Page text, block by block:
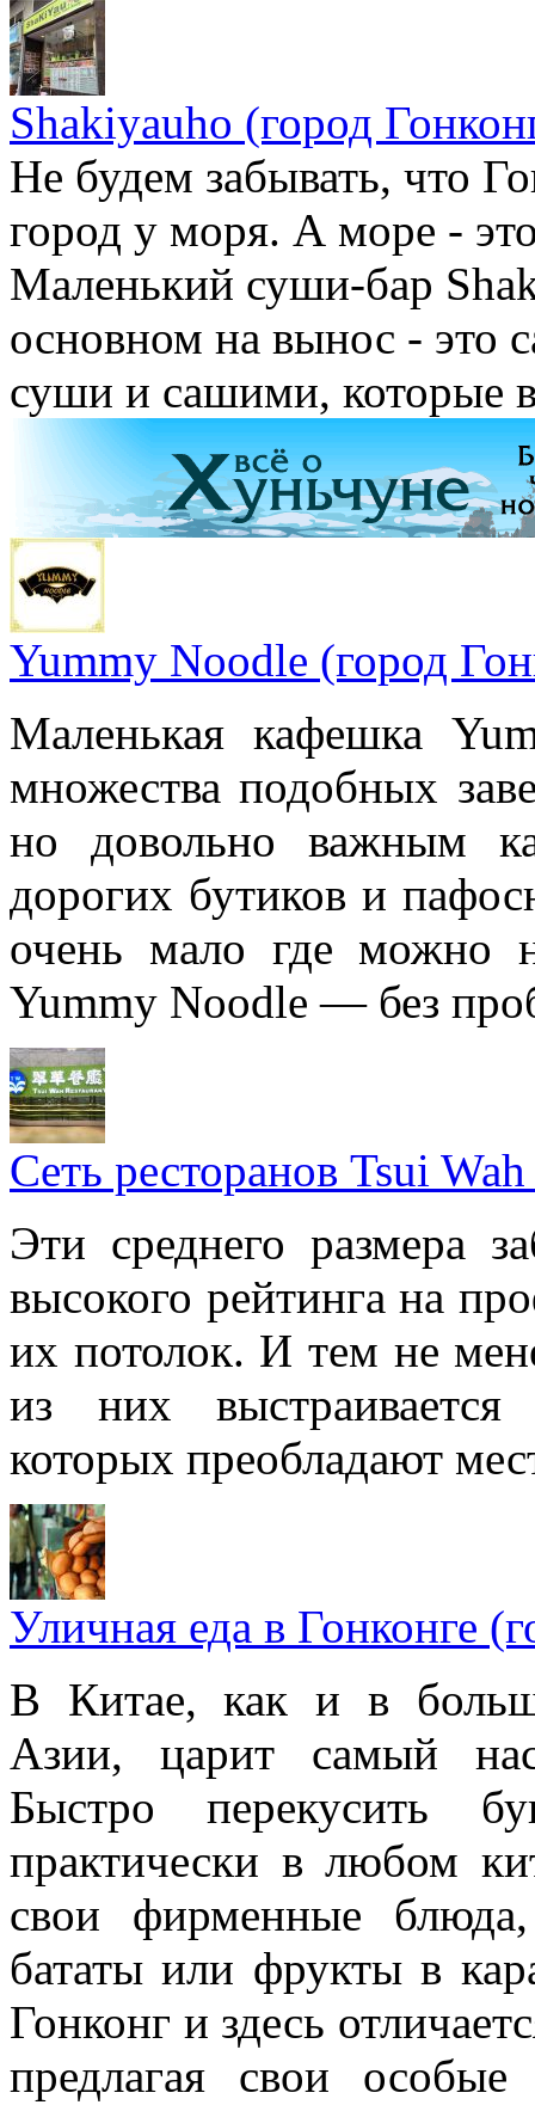
Shakiyauho (город
Не будем забывать, что
город у моря. А море -
Маленький суши-бар
основном на вынос - это
суши и сашими, которые
Yummy Noodle (город
Маленькая кафешка
множества подобных
но довольно важным
дорогих бутиков и
очень мало где можно
Yummy Noodle — без
Сеть ресторанов Tsui
Эти среднего размера
высокого рейтинга на
их потолок. И тем не
из них выстраивается
которых преобладают
Уличная еда в Гонконге
В Китае, как и в
Азии, царит самый
Быстро перекусить
практически в любом
свои фирменные
бататы или фрукты в
Гонконг и здесь
предлагая свои